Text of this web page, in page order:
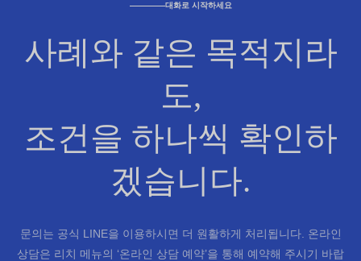
대화로 시작하세요
사례와 같은 목적지라
도,
조건을 하나씩 확인하
겠습니다.
문의는 공식 LINE을 이용하시면 더 원활하게 처리됩니다. 온라인
상담은 리치 메뉴의 ‘온라인 상담 예약’을 통해 예약해 주시기 바랍